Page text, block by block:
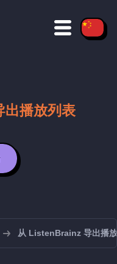
播放列表
从 ListenBrainz 导出播